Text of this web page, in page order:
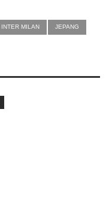
INTER MILAN JEPANG